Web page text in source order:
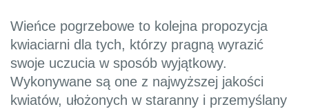
Wieńce pogrzebowe to kolejna propozycja
kwiaciarni dla tych, którzy pragną wyrazić
swoje uczucia w sposób wyjątkowy.
Wykonywane są one z najwyższej jakości
kwiatów, ułożonych w staranny i przemyślany